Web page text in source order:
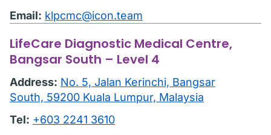
Email: klpcmc@icon.team
LifeCare Diagnostic Medical Centre,
Bangsar South – Level 4
Address: No. 5, Jalan Kerinchi, Bangsar
South, 59200 Kuala Lumpur, Malaysia
Tel: +603 2241 3610